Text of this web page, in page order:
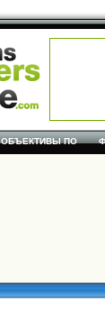
ОБЪЕКТИВЫ ПО